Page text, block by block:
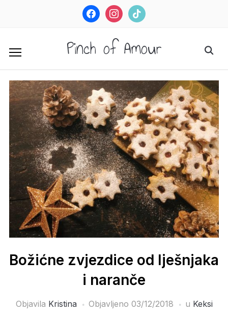
facebookinstagramtiktok
Pinch of Amour
Božićne zvjezdice od lješnjaka
i naranče
Objavila Kristina Objavljeno 03/12/2018 u Keksi